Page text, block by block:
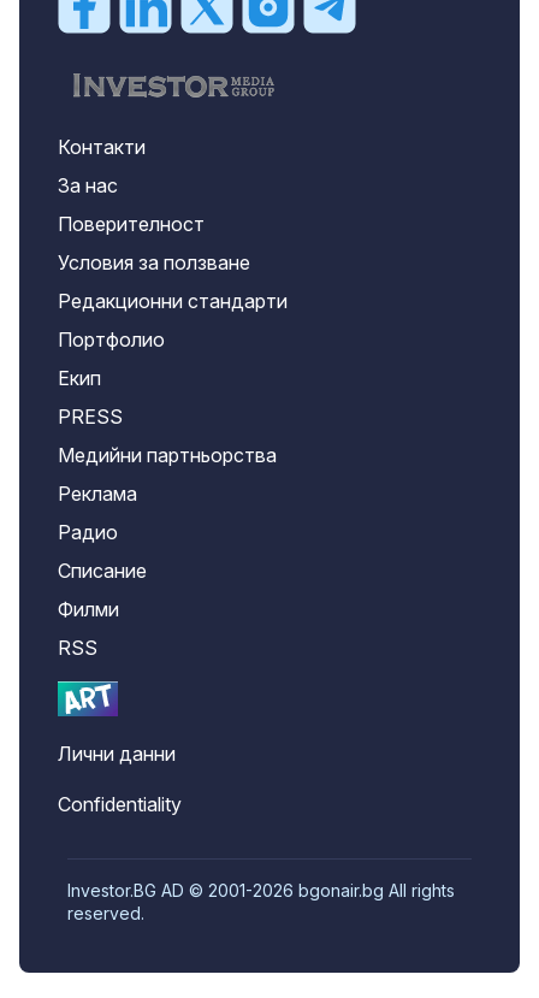
Контакти
За нас
Поверителност
Условия за ползване
Редакционни стандарти
Портфолио
Екип
PRESS
Медийни партньорства
Реклама
Радио
Списание
Филми
RSS
Лични данни
Confidentiality
Investor.BG AD © 2001-2026 bgonair.bg All rights
reserved.